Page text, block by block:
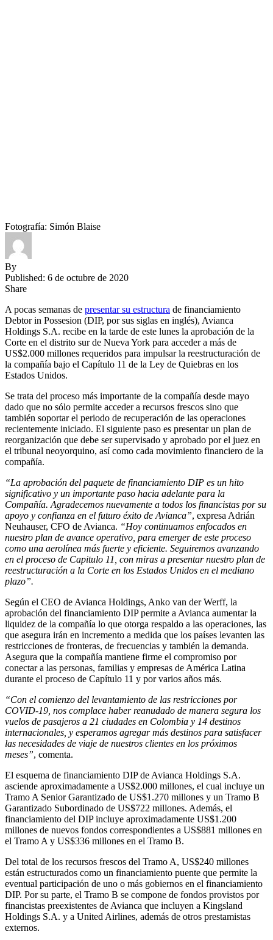
Fotografía: Simón Blaise
By
Published: 6 de octubre de 2020
Share
A pocas semanas de presentar su estructura de financiamiento
Debtor in Possesion (DIP, por sus siglas en inglés), Avianca
Holdings S.A. recibe en la tarde de este lunes la aprobación de la
Corte en el distrito sur de Nueva York para acceder a más de
US$2.000 millones requeridos para impulsar la reestructuración de
la compañía bajo el Capítulo 11 de la Ley de Quiebras en los
Estados Unidos.
Se trata del proceso más importante de la compañía desde mayo
dado que no sólo permite acceder a recursos frescos sino que
también soportar el periodo de recuperación de las operaciones
recientemente iniciado. El siguiente paso es presentar un plan de
reorganización que debe ser supervisado y aprobado por el juez en
el tribunal neoyorquino, así como cada movimiento financiero de la
compañía.
“La aprobación del paquete de financiamiento DIP es un hito
significativo y un importante paso hacia adelante para la
Compañía. Agradecemos nuevamente a todos los financistas por su
apoyo y confianza en el futuro éxito de Avianca”, expresa Adrián
Neuhauser, CFO de Avianca. “Hoy continuamos enfocados en
nuestro plan de avance operativo, para emerger de este proceso
como una aerolínea más fuerte y eficiente. Seguiremos avanzando
en el proceso de Capitulo 11, con miras a presentar nuestro plan de
reestructuración a la Corte en los Estados Unidos en el mediano
plazo”.
Según el CEO de Avianca Holdings, Anko van der Werff, la
aprobación del financiamiento DIP permite a Avianca aumentar la
liquidez de la compañía lo que otorga respaldo a las operaciones, las
que asegura irán en incremento a medida que los países levanten las
restricciones de fronteras, de frecuencias y también la demanda.
Asegura que la compañía mantiene firme el compromiso por
conectar a las personas, familias y empresas de América Latina
durante el proceso de Capítulo 11 y por varios años más.
“Con el comienzo del levantamiento de las restricciones por
COVID-19, nos complace haber reanudado de manera segura los
vuelos de pasajeros a 21 ciudades en Colombia y 14 destinos
internacionales, y esperamos agregar más destinos para satisfacer
las necesidades de viaje de nuestros clientes en los próximos
meses”, comenta.
El esquema de financiamiento DIP de Avianca Holdings S.A.
asciende aproximadamente a US$2.000 millones, el cual incluye un
Tramo A Senior Garantizado de US$1.270 millones y un Tramo B
Garantizado Subordinado de US$722 millones. Además, el
financiamiento del DIP incluye aproximadamente US$1.200
millones de nuevos fondos correspondientes a US$881 millones en
el Tramo A y US$336 millones en el Tramo B.
Del total de los recursos frescos del Tramo A, US$240 millones
están estructurados como un financiamiento puente que permite la
eventual participación de uno o más gobiernos en el financiamiento
DIP. Por su parte, el Tramo B se compone de fondos provistos por
financistas preexistentes de Avianca que incluyen a Kingsland
Holdings S.A. y a United Airlines, además de otros prestamistas
externos.